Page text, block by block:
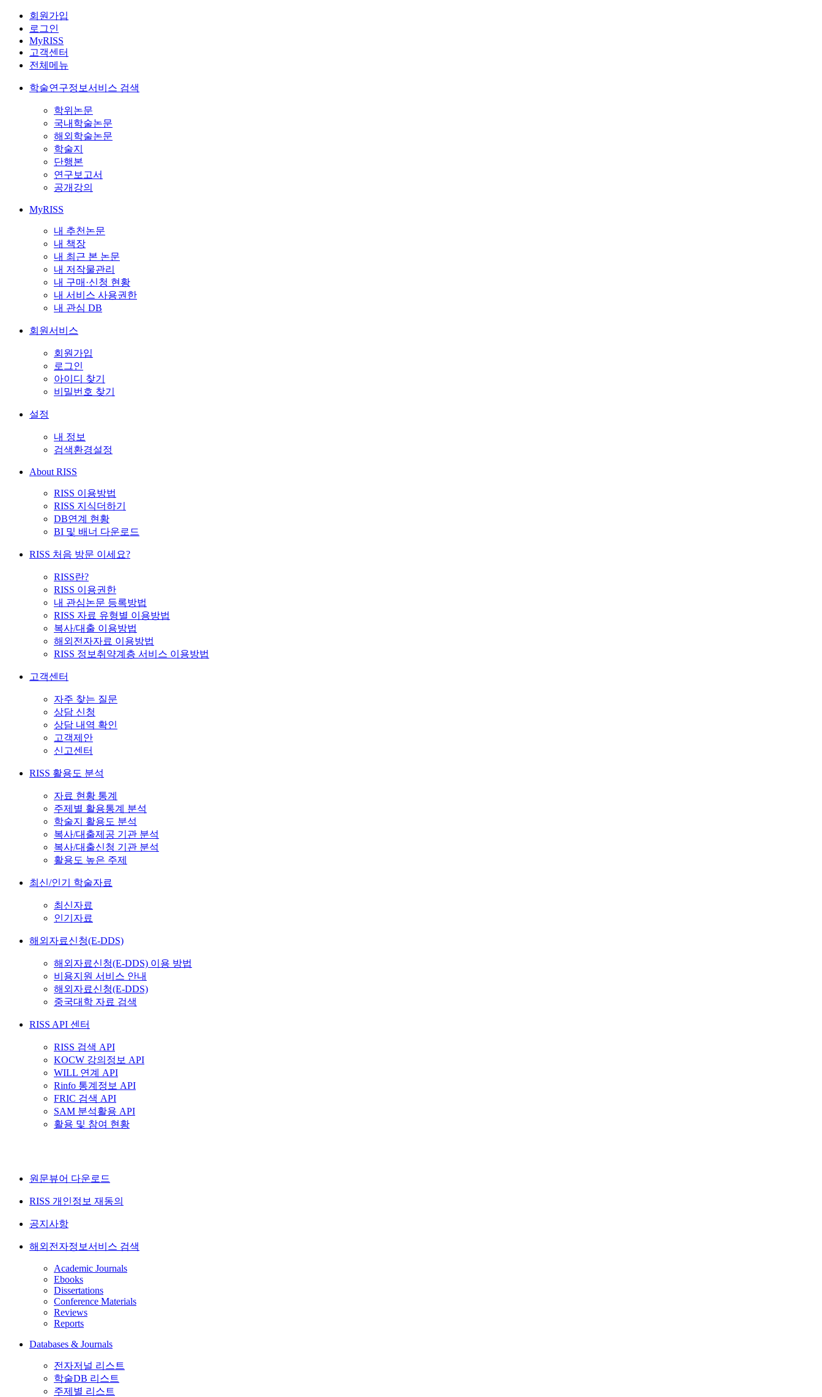
회원가입
로그인
MyRISS
고객센터
전체메뉴
학술연구정보서비스 검색
학위논문
국내학술논문
해외학술논문
학술지
단행본
연구보고서
공개강의
MyRISS
내 추천논문
내 책장
내 최근 본 논문
내 저작물관리
내 구매·신청 현황
내 서비스 사용권한
내 관심 DB
회원서비스
회원가입
로그인
아이디 찾기
비밀번호 찾기
설정
내 정보
검색환경설정
About RISS
RISS 이용방법
RISS 지식더하기
DB연계 현황
BI 및 배너 다운로드
RISS 처음 방문 이세요?
RISS란?
RISS 이용권한
내 관심논문 등록방법
RISS 자료 유형별 이용방법
복사/대출 이용방법
해외전자자료 이용방법
RISS 정보취약계층 서비스 이용방법
고객센터
자주 찾는 질문
상담 신청
상담 내역 확인
고객제안
신고센터
RISS 활용도 분석
자료 현황 통계
주제별 활용통계 분석
학술지 활용도 분석
복사/대출제공 기관 분석
복사/대출신청 기관 분석
활용도 높은 주제
최신/인기 학술자료
최신자료
인기자료
해외자료신청(E-DDS)
해외자료신청(E-DDS) 이용 방법
비용지원 서비스 안내
해외자료신청(E-DDS)
중국대학 자료 검색
RISS API 센터
RISS 검색 API
KOCW 강의정보 API
WILL 연계 API
Rinfo 통계정보 API
FRIC 검색 API
SAM 분석활용 API
활용 및 참여 현황
원문뷰어 다운로드
RISS 개인정보 재동의
공지사항
해외전자정보서비스 검색
Academic Journals
Ebooks
Dissertations
Conference Materials
Reviews
Reports
Databases & Journals
전자저널 리스트
학술DB 리스트
주제별 리스트